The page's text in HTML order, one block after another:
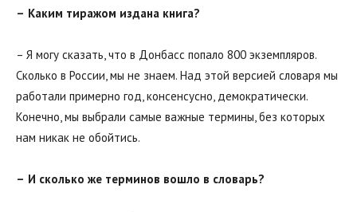
– Каким тиражом издана книга?
– Я могу сказать, что в Донбасс попало 800 экземпляров.
Сколько в России, мы не знаем. Над этой версией словаря мы
работали примерно год, консенсусно, демократически.
Конечно, мы выбрали самые важные термины, без которых
нам никак не обойтись.
– И сколько же терминов вошло в словарь?